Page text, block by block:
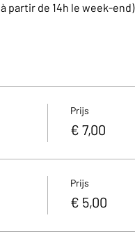
partir de 14h le week-end)
Prijs
€ 7,00
Prijs
€ 5,00